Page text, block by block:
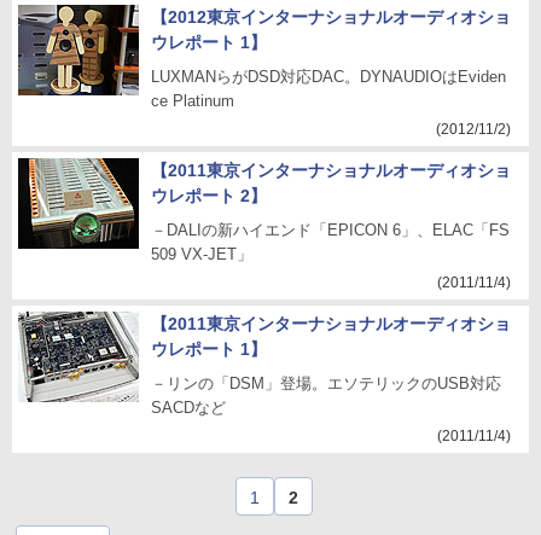
【2012東京インターナショナルオーディオショ
ウレポート 1】
LUXMANらがDSD対応DAC。DYNAUDIOはEviden
ce Platinum
(2012/11/2)
【2011東京インターナショナルオーディオショ
ウレポート 2】
－DALIの新ハイエンド「EPICON 6」、ELAC「FS
509 VX-JET」
(2011/11/4)
【2011東京インターナショナルオーディオショ
ウレポート 1】
－リンの「DSM」登場。エソテリックのUSB対応
SACDなど
(2011/11/4)
1 2